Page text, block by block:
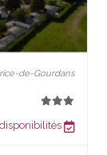
de-Gourdans